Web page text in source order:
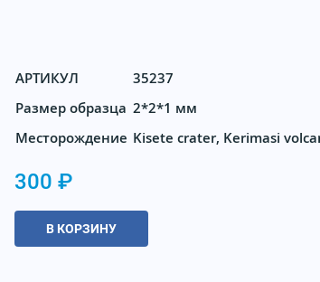
АРТИКУЛ
35237
Размер образца 2*2*1 мм
Месторождение Kisete crater, Kerimasi
300 ₽
В КОРЗИНУ